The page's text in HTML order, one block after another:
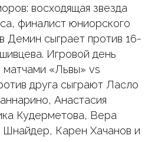
восходящая звезда
финалист юниорского
Демин сыграет против 16-
Игровой день
матчами «Львы» vs
друга сыграют Ласло
Анастасия
Кудерметова, Вера
Карен Хачанов и